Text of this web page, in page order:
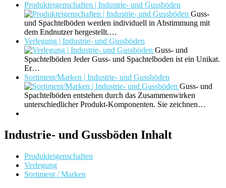
Produkteigenschaften | Industrie- und Gussböden
Guss-
und Spachtelböden werden individuell in Abstimmung mit
dem Endnutzer hergestellt.…
Verlegung | Industrie- und Gussböden
Guss- und
Spachtelböden Jeder Guss- und Spachtelboden ist ein Unikat.
Er…
Sortiment/Marken | Industrie- und Gussböden
Guss- und
Spachtelböden entstehen durch das Zusammenwirken
unterschiedlicher Produkt-Komponenten. Sie zeichnen…
Industrie- und Gussböden Inhalt
Produkteigenschaften
Verlegung
Sortiment / Marken